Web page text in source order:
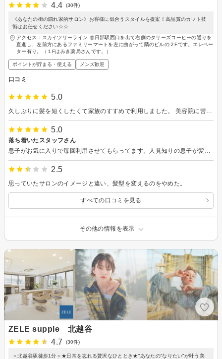
4.4
(30件)
《あなたの街の隠れ家的サロン》お客様に似合うスタイルを提案！高品質のカット技
術はお任せください☆☆
アクセス：スカイツリーライン 春日部駅西口を出て右側のタリーズコーヒーの通りを
直進し、左前方にあるファミリーマートを左に曲がって隣のビルの２Fです。エレベー
ター有り。（１Fはみき薬局さんです。）
ポイントが貯まる・使える メンズ歓迎
口コミ
5.0
久しぶりに髪を短くしたくて家族のすすめで利用しました。 美容院に苦手意識があって当日とても緊張していたのですが、とても優しく対応していただいて過ごしやすかったです。仕上がりも満足いく感じになりました。 ありがとうございました。
5.0
落ち着いたスタッフさん
2.5
思っていたサロンのイメージと違い、髪型を変えるのをやめた。
すべての口コミを見る
その他の情報を表示
ZELE supple 北越谷
4.7
(30件)
＜北越谷駅徒歩1分＞★日常を忘れる贅沢なひととき★"あなたの”なりたい”が叶う美